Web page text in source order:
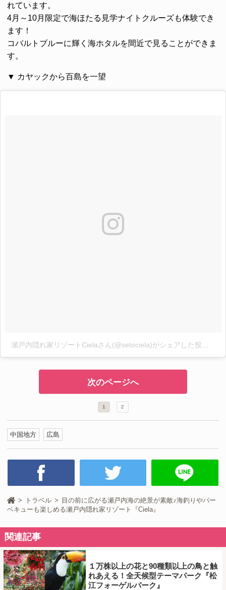
れています。
4月～10月限定で海ほたる見学ナイトクルーズも体験でき
ます！
コバルトブルーに輝く海ホタルを間近で見ることができま
す。
▼ カヤックから百島を一望
次のページへ
1 2
中国地方 広島
トラベル
目の前に広がる瀬戸内海の絶景が素敵♪海釣りやバー
ベキューも楽しめる瀬戸内隠れ家リゾート『Ciela』
関連記事
１万株以上の花と90種類以上の鳥と触
れあえる！全天候型テーマパーク『松
江フォーゲルパーク』